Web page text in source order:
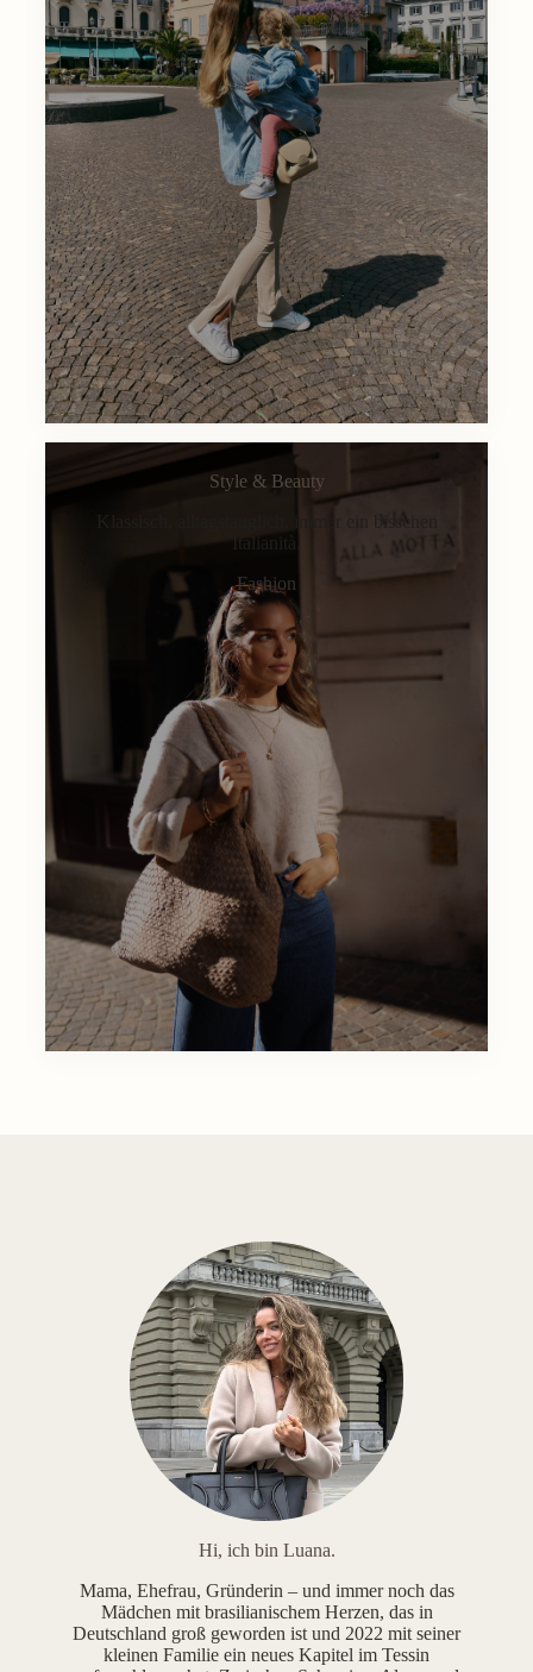
Style & Beauty
Klassisch, alltagstauglich, immer ein bisschen
Italianità.
Fashion
Hi, ich bin Luana.
Mama, Ehefrau, Gründerin – und immer noch das
Mädchen mit brasilianischem Herzen, das in
Deutschland groß geworden ist und 2022 mit seiner
kleinen Familie ein neues Kapitel im Tessin